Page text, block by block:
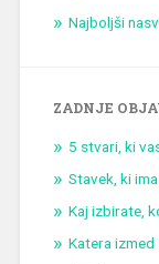
Najboljši
ZADNJE
5 stvari, ki
Stavek, ki
Kaj izbirate,
Katera izmed